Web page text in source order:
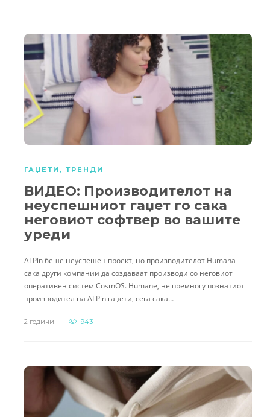
ГАЏЕТИ , ТРЕНДИ
ВИДЕО: Производителот на
неуспешниот гаџет го сака
неговиот софтвер во вашите
уреди
AI Pin беше неуспешен проект, но производителот Humana
сака други компании да создаваат производи со неговиот
оперативен систем CosmOS. Humane, не премногу познатиот
производител на AI Pin гаџети, сега сака…
2 години 943